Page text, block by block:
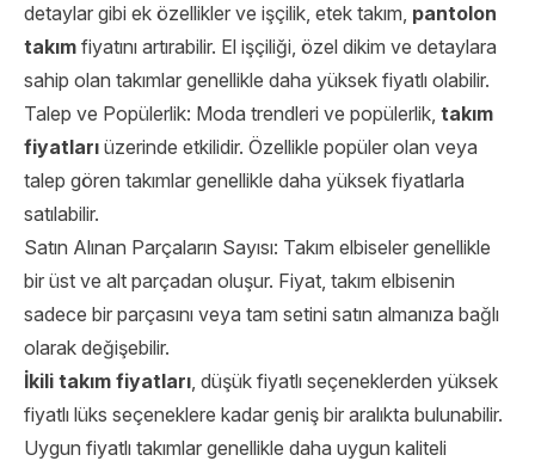
detaylar gibi ek özellikler ve işçilik, etek takım, pantolon
takım fiyatını artırabilir. El işçiliği, özel dikim ve detaylara
sahip olan takımlar genellikle daha yüksek fiyatlı olabilir.
Talep ve Popülerlik: Moda trendleri ve popülerlik, takım
fiyatları üzerinde etkilidir. Özellikle popüler olan veya
talep gören takımlar genellikle daha yüksek fiyatlarla
satılabilir.
Satın Alınan Parçaların Sayısı: Takım elbiseler genellikle
bir üst ve alt parçadan oluşur. Fiyat, takım elbisenin
sadece bir parçasını veya tam setini satın almanıza bağlı
olarak değişebilir.
İkili takım fiyatları, düşük fiyatlı seçeneklerden yüksek
fiyatlı lüks seçeneklere kadar geniş bir aralıkta bulunabilir.
Uygun fiyatlı takımlar genellikle daha uygun kaliteli